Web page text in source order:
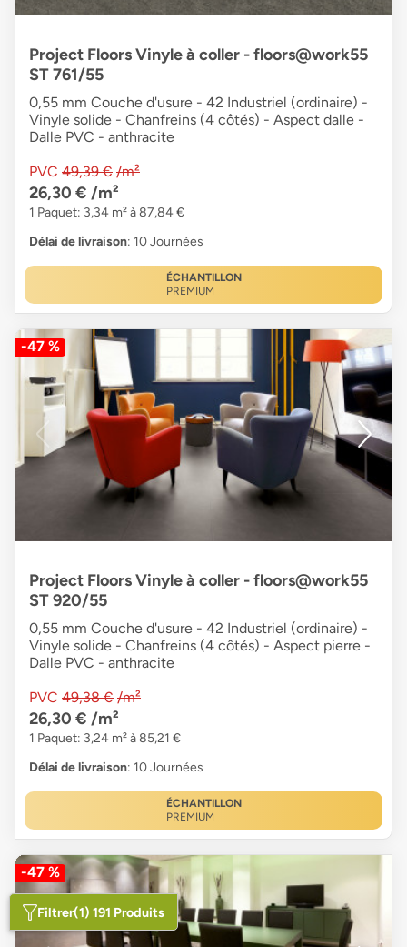
Project Floors Vinyle à coller - floors@work55
ST 761/55
0,55 mm Couche d'usure - 42 Industriel (ordinaire) -
Vinyle solide - Chanfreins (4 côtés) - Aspect dalle -
Dalle PVC - anthracite
PVC 49,39 € /m²
26,30 € /m²
1 Paquet: 3,34 m² à 87,84 €
Délai de livraison: 10 Journées
ÉCHANTILLON
PREMIUM
-47 %
Project Floors Vinyle à coller - floors@work55
ST 920/55
0,55 mm Couche d'usure - 42 Industriel (ordinaire) -
Vinyle solide - Chanfreins (4 côtés) - Aspect pierre -
Dalle PVC - anthracite
PVC 49,38 € /m²
26,30 € /m²
1 Paquet: 3,24 m² à 85,21 €
Délai de livraison: 10 Journées
ÉCHANTILLON
PREMIUM
-47 %
Filtrer(1) 191 Produits